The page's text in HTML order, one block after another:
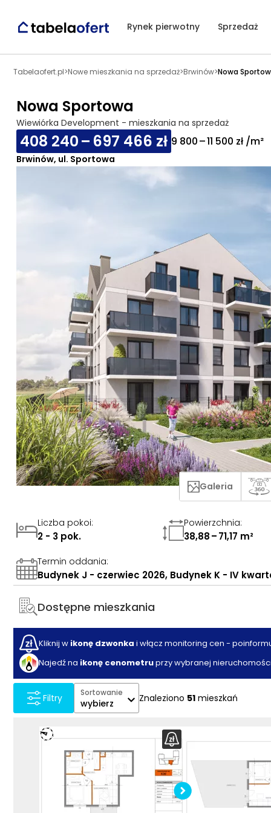
Rynek pierwotny Sprzedaż
Tabelaofert.pl>Nowe mieszkania na sprzedaż>Brwinów>Nowa
Nowa Sportowa
Wiewiórka Development - mieszkania na sprzedaż
408 240 – 697 466 zł 9 800 – 11 500 zł /m²
Brwinów, ul. Sportowa
Galeria
Liczba pokoi:
2 - 3 pok.
Powierzchnia:
38,88 – 71,17 m²
Termin oddania:
Budynek J - czerwiec 2026, Budynek K - IV
Dostępne mieszkania
Kliknij w ikonę dzwonka i włącz monitoring cen -
Najedź na ikonę cenometruprzy wybranej
Filtry Sortowanie
wybierz Znaleziono 51 mieszkań